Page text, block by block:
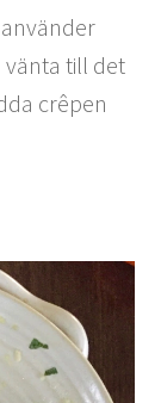
till det
crêpen